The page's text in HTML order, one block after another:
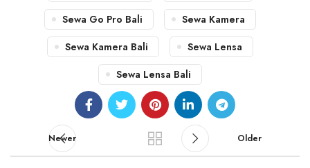
Sewa Go Pro Bali
Sewa Kamera
Sewa Kamera Bali
Sewa Lensa
Sewa Lensa Bali
Newer Older